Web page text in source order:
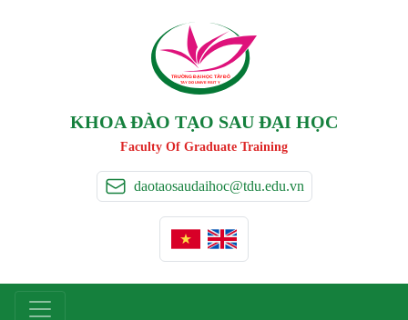
TRƯỜNG ĐẠI HỌC TÂY ĐÔ
TAY DO UNIVERSIT Y
KHOA ĐÀO TẠO SAU ĐẠI HỌC
Faculty Of Graduate Training
daotaosaudaihoc@tdu.edu.vn